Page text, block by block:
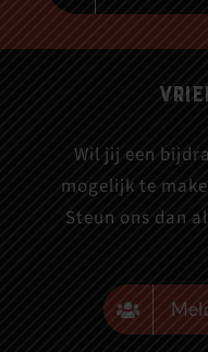
Wil jij een
mogelijk te
Steun ons dan